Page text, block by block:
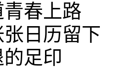
春上路
日历留下
足印